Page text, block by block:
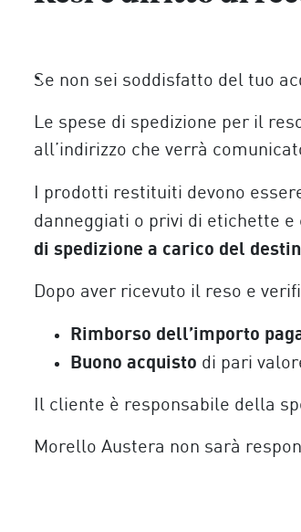
Se non sei soddisfatto del tuo
Le spese di spedizione per il
all’indirizzo che verrà
I prodotti restituiti devono
danneggiati o privi di etichette
di spedizione a carico del
Dopo aver ricevuto il reso e
Rimborso dell’importo
Buono acquisto di pari
Il cliente è responsabile della
Morello Austera non sarà